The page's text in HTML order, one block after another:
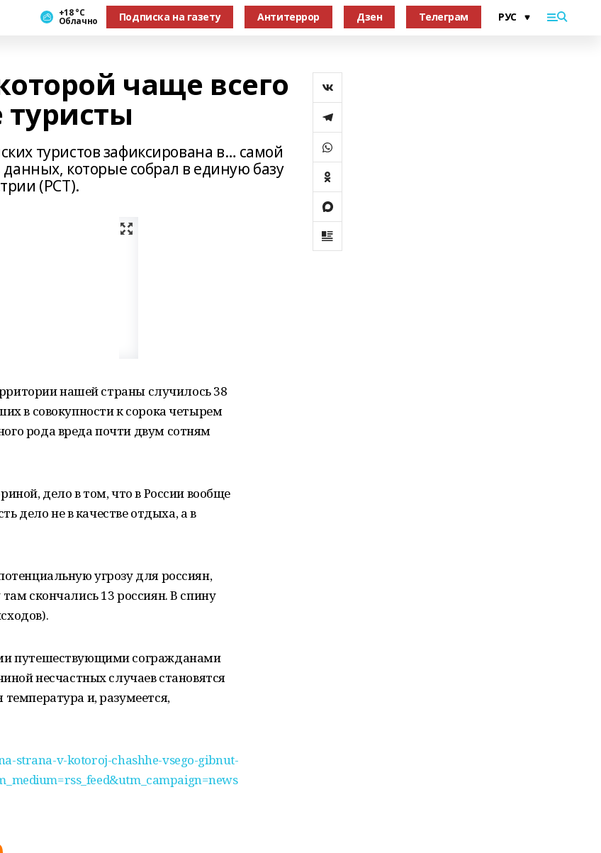
+18 °С
Облачно Подписка на газету Антитеррор Дзен Телеграм
чаще всего
туристы
туристов зафиксирована в… самой
которые собрал в единую базу
(РСТ).
нашей страны случилось 38
в совокупности к сорока четырем
рода вреда почти двум сотням
дело в том, что в России вообще
дело не в качестве отдыха, а в
угрозу для россиян,
скончались 13 россиян. В спину
путешествующими согражданами
несчастных случаев становятся
и, разумеется,
strana-v-kotoroj-chashhe-vsego-gibnut-